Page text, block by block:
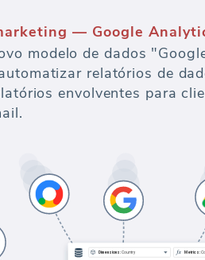
— Google
modelo de dados
relatórios de
envolventes para